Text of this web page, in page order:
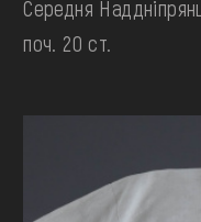
Середня
поч. 20 ст.